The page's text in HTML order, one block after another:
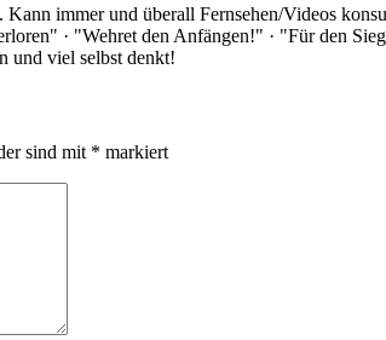
immer und überall Fernsehen/Videos
· "Wehret den Anfängen!" · "Für den
und viel selbst denkt!
sind mit * markiert